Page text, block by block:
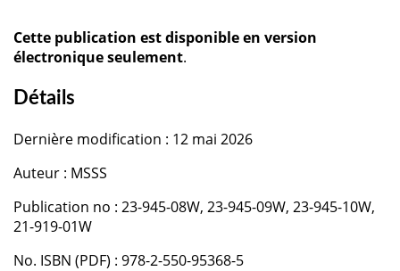
Cette publication est disponible en version
électronique seulement.
Détails
Dernière modification : 12 mai 2026
Auteur : MSSS
Publication no : 23-945-08W, 23-945-09W, 23-945-10W,
21-919-01W
No. ISBN (PDF) : 978-2-550-95368-5